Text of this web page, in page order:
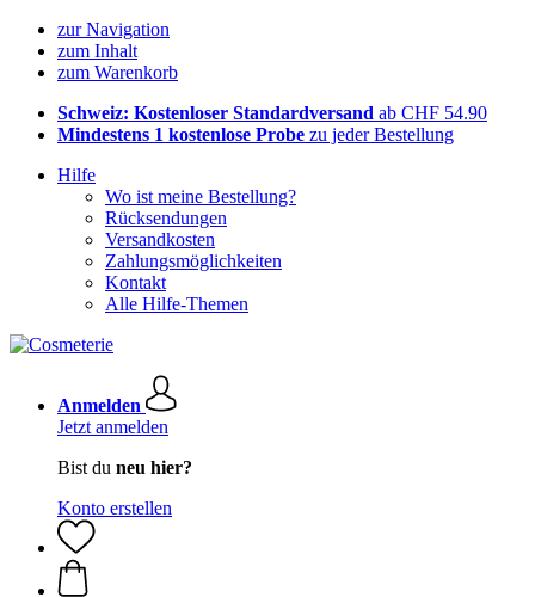
zur Navigation
zum Inhalt
zum Warenkorb
Schweiz: Kostenloser Standardversand ab CHF 54.90
Mindestens 1 kostenlose Probe zu jeder Bestellung
Hilfe
Wo ist meine Bestellung?
Rücksendungen
Versandkosten
Zahlungsmöglichkeiten
Kontakt
Alle Hilfe-Themen
Anmelden
Jetzt anmelden
Bist du neu hier?
Konto erstellen